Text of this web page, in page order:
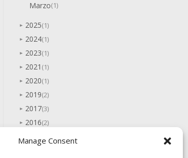
Manage Consent
Marzo(1)
► 2025(1)
► 2024(1)
► 2023(1)
► 2021 (1)
► 2020(1)
► 2019(2)
► 2017(3)
► 2016(2)